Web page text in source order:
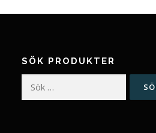
SÖK PRODUKTER
efter: